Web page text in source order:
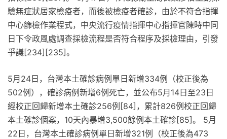
驗無症狀居家檢疫者，而後被檢疫者確診，由於不符合指揮
中心篩檢作業程式，中央流行疫情指揮中心指揮官陳時中同
日下令政風處調查採檢流程是否符合程序及採檢理由，引發
爭議[234][235]。
5月24日，台灣本土確診病例單日新增334例（校正後為
502例），確診病例新增6例死亡，並公布5月14日至23日
經校正回歸新增本土確診256例[84]，累計826例校正回歸
本土確診個案，10天內暴增3,500餘例本土確診[85]。 5月
22日，台灣本土確診病例單日新增321例（校正後為473